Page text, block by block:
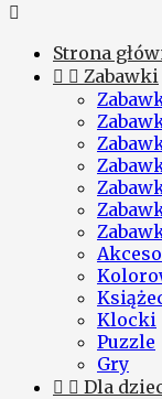

Strona
  Zabawki
Klocki
Puzzle
Gry
  Dla